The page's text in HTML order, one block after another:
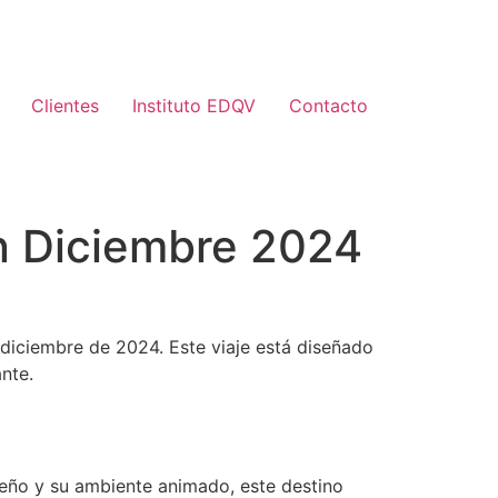
Clientes Instituto EDQV Contacto
Diciembre 2024
de 2024. Este viaje está diseñado
y su ambiente animado, este destino